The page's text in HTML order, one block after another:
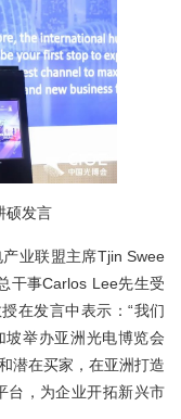
硕发言
产业联盟主席Tjin Swee
干事Carlos Lee先生受
在发言中表示 ：“我们
坡举办亚洲光电博览会
潜在买家，在亚洲打造
台，为企业开拓新兴市